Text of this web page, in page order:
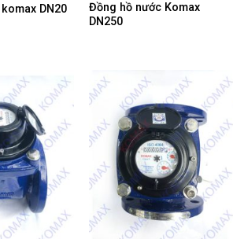
DN20
Đồng hồ nước Komax
DN250